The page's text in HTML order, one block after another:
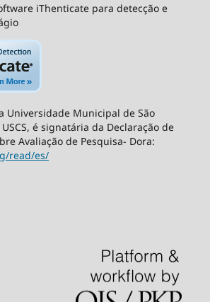
iThenticate para detecção e
Universidade Municipal de São
é signatária da Declaração de
Avaliação de Pesquisa- Dora:
read/es/